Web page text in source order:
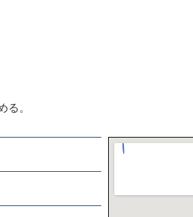
る。